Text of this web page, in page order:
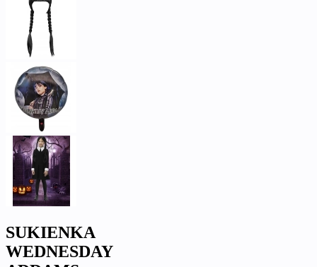
SUKIENKA
WEDNESDAY